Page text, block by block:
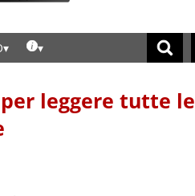
leggere tutte le